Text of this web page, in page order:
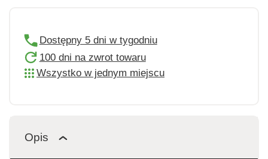
Dostępny 5 dni w tygodniu
100 dni na zwrot towaru
Wszystko w jednym miejscu
Opis